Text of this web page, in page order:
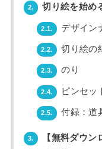
2. 切り絵を始め
2.1. デザイン
2.2. 切り絵の
2.3. のり
2.4. ピンセッ
2.5. 付録：道
3.
【無料ダウン